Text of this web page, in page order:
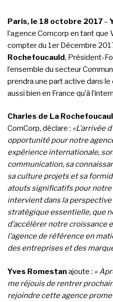
Paris, le 18 octobre 2017–
l’agence Comcorp en tant
compter du 1er Décembre
Rochefoucauld, Président-
l’ensemble du secteur
prendra une part active dans
aussi bien en France qu’à
Charles de La
ComCorp, déclare : «L’arrivée
opportunité pour notre
expérience internationale,
communication, sa
sa culture projets et sa
atouts significatifs pour
intervient dans la perspective
stratégique essentielle, que
d’accélérer notre croissance
l’agence de référence en
des entreprises et des
Yves Romestanajoute : «
me réjouis de rentrer
rejoindre cette agence